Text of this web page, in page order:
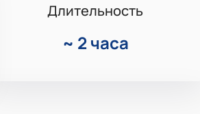
Длительность
~ 2 часа